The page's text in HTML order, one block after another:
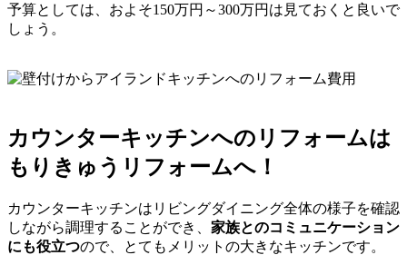
予算としては、およそ150万円～300万円は見ておくと良いで
しょう。
カウンターキッチンへのリフォームは
もりきゅうリフォームへ！
カウンターキッチンはリビングダイニング全体の様子を確認
しながら調理することができ、 家族とのコミュニケーション
にも役立つので、とてもメリットの大きなキッチンです。